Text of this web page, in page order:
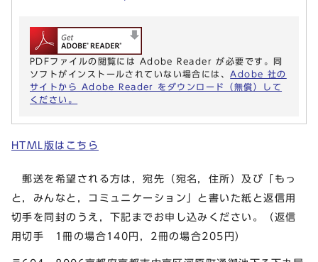
PDFファイルの閲覧には Adobe Reader が必要です。同
ソフトがインストールされていない場合には、 Adobe 社の
サイトから Adobe Reader をダウンロード（無償）して
ください。
HTML版はこちら
郵送を希望される方は，宛先（宛名，住所）及び「もっ
と，みんなと，コミュニケーション」と書いた紙と返信用
切手を同封のうえ，下記までお申し込みください。（返信
用切手 1冊の場合140円，2冊の場合205円）